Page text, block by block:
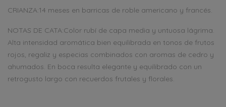
CRIANZA:14 meses en barricas de roble americano y francés.
NOTAS DE CATA:Color rubí de capa media y untuosa lágrima.
Alta intensidad aromática bien equilibrada en tonos de frutos
rojos, regaliz y especias combinados con aromas de cedro y
ahumados. En boca resulta elegante y equilibrado con un
retrogusto largo con recuerdos frutales y florales.